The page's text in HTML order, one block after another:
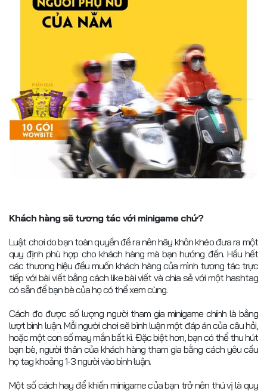
Khách hàng sẽ tương tác với minigame chứ?
Luật chơi do bạn toàn quyền đề ra nên hãy khôn khéo đưa ra một
quy định phù hợp cho khách hàng mà bạn hướng đến. Hầu hết
các thương hiệu đều muốn khách hàng của mình tương tác trực
tiếp với bài viết bằng cách like bài viết và chia sẻ với một hashtag
có sẵn để bạn bè của họ có thể xem cùng.
Cách đo được số lượng người tham gia minigame chính là bằng
lượt bình luận. Mỗi người chơi sẽ bình luận một đáp án của câu hỏi,
hoặc một con số may mắn bất kì. Đặc biệt hơn, bạn có thể thu hút
bạn bè, người thân của khách hàng tham gia bằng cách yêu cầu
họ tag khoảng 1-3 người vào bình luận.
Một số cách hay để khiến minigame của bạn trở nên thú vị là quy